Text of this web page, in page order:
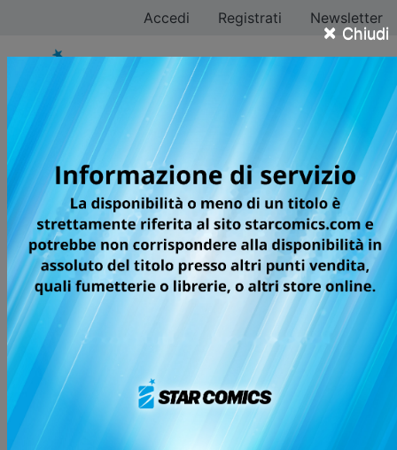
× Chiudi
Accedi Registrati Newsletter
Yugiri Aica
Tutti i fumetti